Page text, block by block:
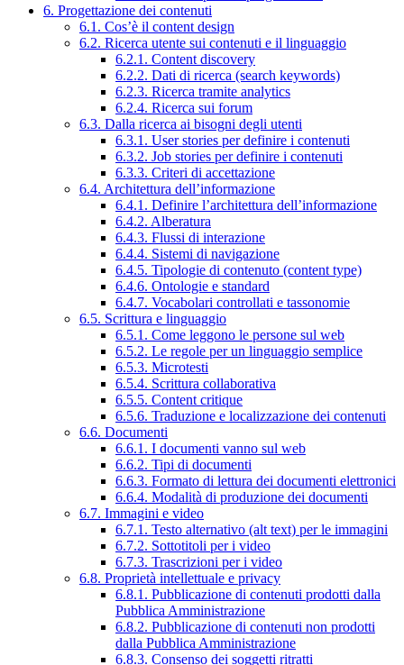
6. Progettazione dei contenuti
6.1. Cos’è il content design
6.2. Ricerca utente sui contenuti e il linguaggio
6.2.1. Content discovery
6.2.2. Dati di ricerca (search keywords)
6.2.3. Ricerca tramite analytics
6.2.4. Ricerca sui forum
6.3. Dalla ricerca ai bisogni degli utenti
6.3.1. User stories per definire i contenuti
6.3.2. Job stories per definire i contenuti
6.3.3. Criteri di accettazione
6.4. Architettura dell’informazione
6.4.1. Definire l’architettura dell’informazione
6.4.2. Alberatura
6.4.3. Flussi di interazione
6.4.4. Sistemi di navigazione
6.4.5. Tipologie di contenuto (content type)
6.4.6. Ontologie e standard
6.4.7. Vocabolari controllati e tassonomie
6.5. Scrittura e linguaggio
6.5.1. Come leggono le persone sul web
6.5.2. Le regole per un linguaggio semplice
6.5.3. Microtesti
6.5.4. Scrittura collaborativa
6.5.5. Content critique
6.5.6. Traduzione e localizzazione dei contenuti
6.6. Documenti
6.6.1. I documenti vanno sul web
6.6.2. Tipi di documenti
6.6.3. Formato di lettura dei documenti elettronici
6.6.4. Modalità di produzione dei documenti
6.7. Immagini e video
6.7.1. Testo alternativo (alt text) per le immagini
6.7.2. Sottotitoli per i video
6.7.3. Trascrizioni per i video
6.8. Proprietà intellettuale e privacy
6.8.1. Pubblicazione di contenuti prodotti dalla
Pubblica Amministrazione
6.8.2. Pubblicazione di contenuti non prodotti
dalla Pubblica Amministrazione
6.8.3. Consenso dei soggetti ritratti